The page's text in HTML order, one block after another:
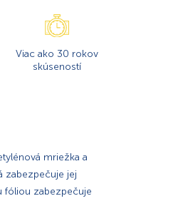
Viac ako 30 rokov
skúseností
mriežka a
zabezpečuje jej
fóliou zabezpečuje